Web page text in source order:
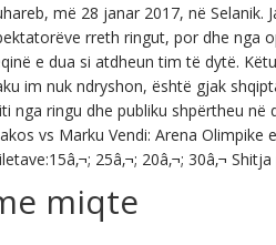
më 28 janar 2017, në
rreth ringut, por dhe nga
e dua si atdheun tim të dytë.
im nuk ndryshon, është gjak
nga ringu dhe publiku shpërtheu në
vs Marku Vendi: Arena
25â‚¬; 20â‚¬; 30â‚¬
miqte